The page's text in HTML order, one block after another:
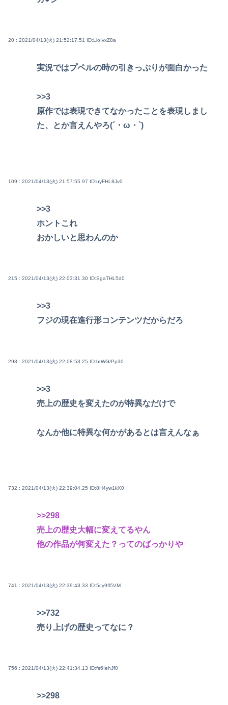
20 : 2021/04/13(火) 21:52:17.51 ID:LioIvxZ8a
実況ではプペルの時の引きっぷりが面白かった
>>3
原作では表現できてなかったことを表現しまし
た、とか言えんやろ(´・ω・`)
109 : 2021/04/13(火) 21:57:55.97 ID:uyFHL8Jv0
>>3
ホントこれ
おかしいと思わんのか
215 : 2021/04/13(火) 22:03:31.30 ID:SgaTHL5d0
>>3
フジの現在進行形コンテンツだからだろ
298 : 2021/04/13(火) 22:08:53.25 ID:btWG/Pp30
>>3
売上の歴史を変えたのが特異なだけで
なんか他に特異な何かがあるとは言えんなぁ
732 : 2021/04/13(火) 22:39:04.25 ID:8H4yw1kX0
>>298
売上の歴史大幅に変えてるやん
他の作品が何変えた？ってのばっかりや
741 : 2021/04/13(火) 22:39:43.33 ID:5cy9fl5VM
>>732
売り上げの歴史ってなに？
756 : 2021/04/13(火) 22:41:34.13 ID:fs6IehJf0
>>298